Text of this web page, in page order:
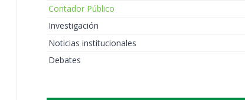
Contador Público
Investigación
Noticias institucionales
Debates